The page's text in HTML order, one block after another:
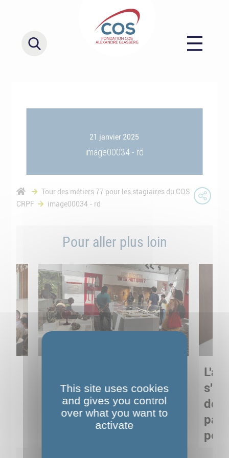
21 janvier 2025
image00034 - rd
Tour des métiers 77 pour les stagiaires du COS
CRPF
image00034 - rd
Pour aller plus loin
Musée de Préhistoire de
Nemours : apprendre
autrement grâce à la
de
This site uses cookies
and gives you control
over what you want to
activate